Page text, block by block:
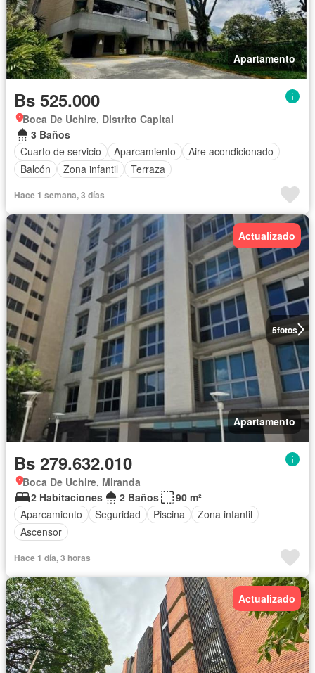
Apartamento
Bs 525.000
Boca De Uchire, Distrito Capital
3 Baños
Cuarto de servicio
Aparcamiento
Aire acondicionado
Balcón
Zona infantil Terraza
Hace 1 semana, 3 días
5fotos
Actualizado
Apartamento
Bs 279.632.010
Boca De Uchire, Miranda
2 Habitaciones
2 Baños
90 m²
Aparcamiento
Seguridad Piscina
Zona infantil
Ascensor
Hace 1 día, 3 horas
Actualizado